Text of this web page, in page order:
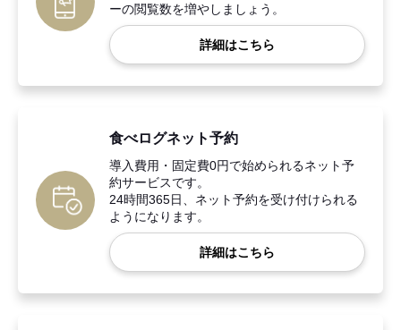
ーの閲覧数を増やしましょう。
詳細はこちら
食べログネット予約
導入費用・固定費0円で始められるネット予
約サービスです。
24時間365日、ネット予約を受け付けられる
ようになります。
詳細はこちら